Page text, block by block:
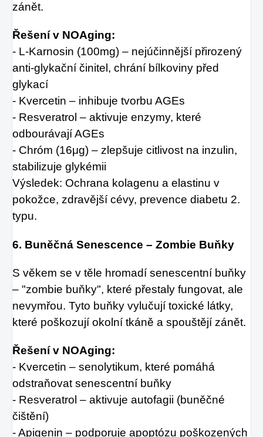
zánět.
Řešení v NOAging:
- L-Karnosin (100mg) – nejúčinnější přirozený
anti-glykační činitel, chrání bílkoviny před
glykací
- Kvercetin – inhibuje tvorbu AGEs
- Resveratrol – aktivuje enzymy, které
odbourávají AGEs
- Chróm (16μg) – zlepšuje citlivost na inzulin,
stabilizuje glykémii
Výsledek: Ochrana kolagenu a elastinu v
pokožce, zdravější cévy, prevence diabetu 2.
typu.
6. Buněčná Senescence – Zombie Buňky
S věkem se v těle hromadí senescentní buňky
– "zombie buňky", které přestaly fungovat, ale
nevymřou. Tyto buňky vylučují toxické látky,
které poškozují okolní tkáně a spouštějí zánět.
Řešení v NOAging:
- Kvercetin – senolytikum, které pomáhá
odstraňovat senescentní buňky
- Resveratrol – aktivuje autofagii (buněčné
čištění)
- Apigenin – podporuje apoptózu poškozených